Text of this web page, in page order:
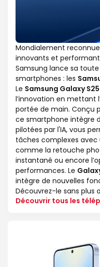
Mondialement
innovants et
Samsung lance sa
smartphones : les
Le Samsung Galaxy S25
l’innovation en mettant
portée de main. Conçu
ce smartphone intègre
pilotées par l'IA, vous
tâches complexes
comme la retouche
instantané ou encore
performances. Le
intègre de nouvelles
Découvrez-le sans plus
Découvrir tous les